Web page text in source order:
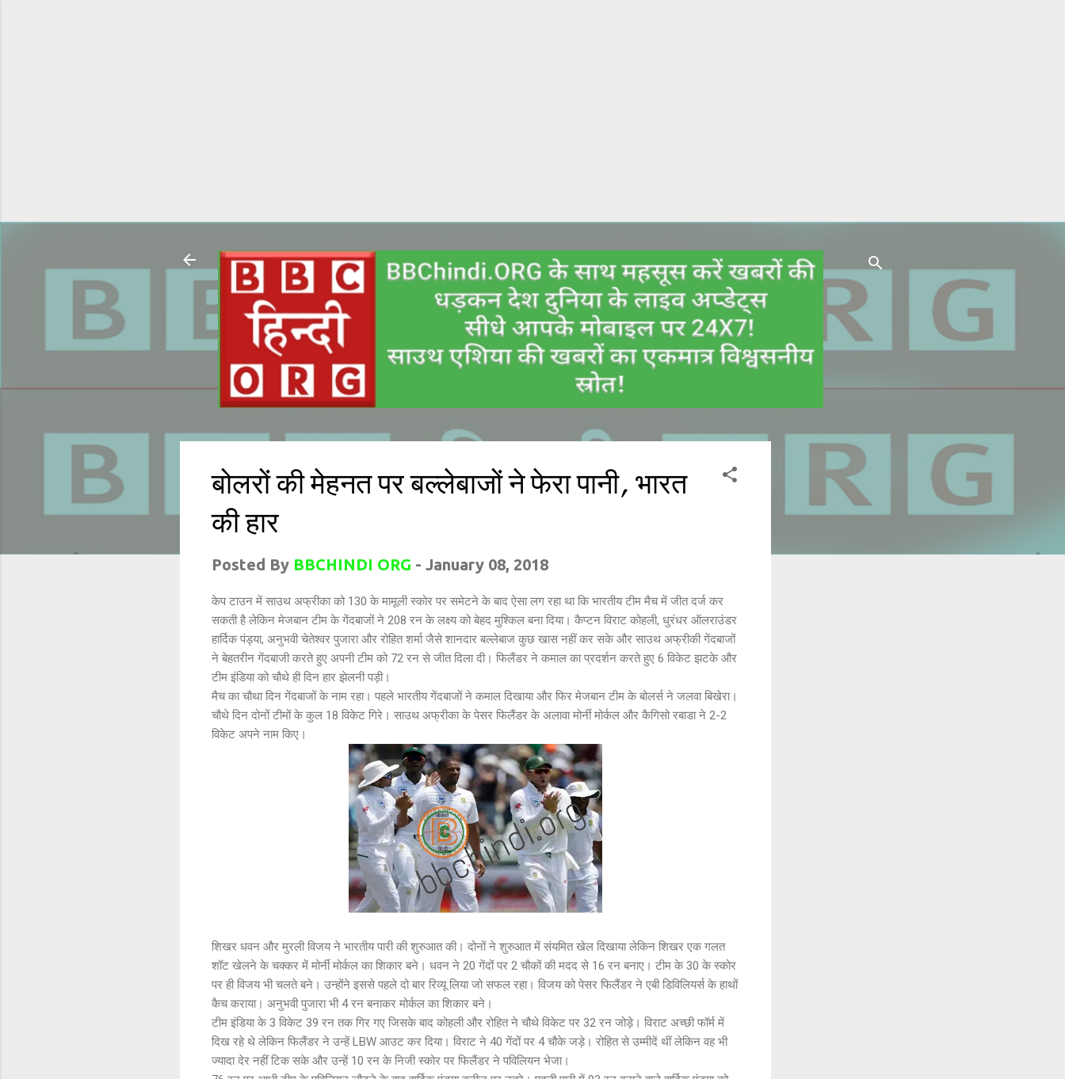
बोलरों की मेहनत पर बल्लेबाजों ने फेरा पानी, भारत
की हार
Posted By BBCHINDI ORG - January 08, 2018
केप टाउन में साउथ अफ्रीका को 130 के मामूली स्कोर पर समेटने के बाद ऐसा लग रहा था कि भारतीय टीम मैच में जीत दर्ज कर
सकती है लेकिन मेजबान टीम के गेंदबाजों ने 208 रन के लक्ष्य को बेहद मुश्किल बना दिया। कैप्टन विराट कोहली, धुरंधर ऑलराउंडर
हार्दिक पंड्या, अनुभवी चेतेश्वर पुजारा और रोहित शर्मा जैसे शानदार बल्लेबाज कुछ खास नहीं कर सके और साउथ अफ्रीकी गेंदबाजों
ने बेहतरीन गेंदबाजी करते हुए अपनी टीम को 72 रन से जीत दिला दी। फिलैंडर ने कमाल का प्रदर्शन करते हुए 6 विकेट झटके और
टीम इंडिया को चौथे ही दिन हार झेलनी पड़ी।
मैच का चौथा दिन गेंदबाजों के नाम रहा। पहले भारतीय गेंदबाजों ने कमाल दिखाया और फिर मेजबान टीम के बोलर्स ने जलवा बिखेरा।
चौथे दिन दोनों टीमों के कुल 18 विकेट गिरे। साउथ अफ्रीका के पेसर फिलैंडर के अलावा मोर्नी मोर्कल और कैगिसो रबाडा ने 2-2
विकेट अपने नाम किए।
शिखर धवन और मुरली विजय ने भारतीय पारी की शुरुआत की। दोनों ने शुरुआत में संयमित खेल दिखाया लेकिन शिखर एक गलत
शॉट खेलने के चक्कर में मोर्नी मोर्कल का शिकार बने। धवन ने 20 गेंदों पर 2 चौकों की मदद से 16 रन बनाए। टीम के 30 के स्कोर
पर ही विजय भी चलते बने। उन्होंने इससे पहले दो बार रिव्यू लिया जो सफल रहा। विजय को पेसर फिलैंडर ने एबी डिविलियर्स के हाथों
कैच कराया। अनुभवी पुजारा भी 4 रन बनाकर मोर्कल का शिकार बने।
टीम इंडिया के 3 विकेट 39 रन तक गिर गए जिसके बाद कोहली और रोहित ने चौथे विकेट पर 32 रन जोड़े। विराट अच्छी फॉर्म में
दिख रहे थे लेकिन फिलैंडर ने उन्हें LBW आउट कर दिया। विराट ने 40 गेंदों पर 4 चौके जड़े। रोहित से उम्मीदें थीं लेकिन वह भी
ज्यादा देर नहीं टिक सके और उन्हें 10 रन के निजी स्कोर पर फिलैंडर ने पविलियन भेजा।